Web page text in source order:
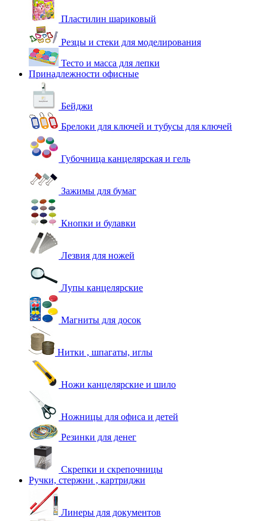
Пластилин шариковый
Резцы и стеки для моделирования
Тесто и масса для лепки
Принадлежности офисные
Бейджи
Брелоки для ключей и тубусы для ключей
Губочница канцелярская и гель
Зажимы для бумаг
Кнопки и булавки
Лезвия для ножей
Лупы канцелярские
Магниты для досок
Нитки , шпагаты, иглы
Ножи канцелярские и шило
Ножницы для офиса и детей
Резинки для денег
Скрепки и скрепочницы
Ручки, стержни , картриджи
Линеры для документов